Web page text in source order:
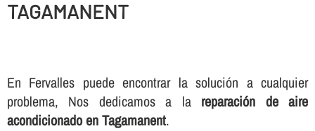
TAGAMANENT
En Fervalles puede encontrar la solución a cualquier
problema, Nos dedicamos a la reparación de aire
acondicionado en Tagamanent.